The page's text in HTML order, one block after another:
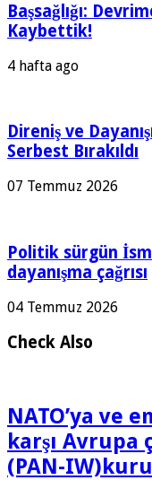
Başsağlığı:
Kaybettik!
4 hafta ago
Direniş ve
Serbest Bırakıldı
07 Temmuz 2026
Politik sürgün
dayanışma çağrısı
04 Temmuz 2026
Check Also
NATO’ya ve
karşı
(PAN-